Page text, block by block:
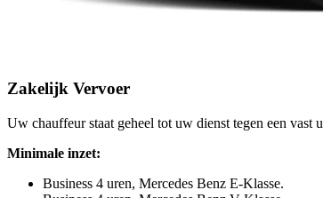
Zakelijk Vervoer
Uw chauffeur staat geheel tot uw dienst tegen een
Minimale inzet:
Business 4 uren, Mercedes Benz E-Klasse.